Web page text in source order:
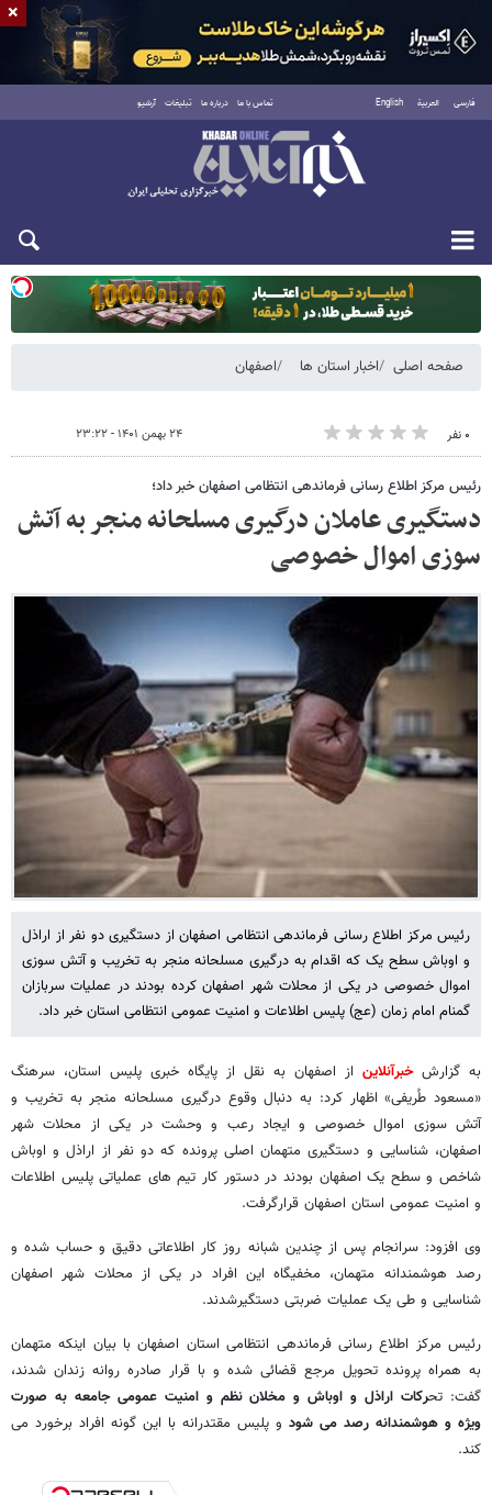
فارسی العربية English تماس با ما درباره ما تبلیغات آرشیو
یکشنبه ۱۸ مرداد ۱۴۰۵
صفحه اصلی اخبار استان ها اصفهان
۰ نفر ۲۴ بهمن ۱۴۰۱ - ۲۳:۲۲
رئیس مرکز اطلاع رسانی فرماندهی انتظامی اصفهان خبر داد؛
دستگیری عاملان درگیری مسلحانه منجر به آتش
سوزی اموال خصوصی
رئیس مرکز اطلاع رسانی فرماندهی انتظامی اصفهان از دستگیری دو نفر از اراذل
و اوباش سطح یک که اقدام به درگیری مسلحانه منجر به تخریب و آتش سوزی
اموال خصوصی در یکی از محلات شهر اصفهان کرده بودند در عملیات سربازان
گمنام امام زمان (عج) پلیس اطلاعات و امنیت عمومی انتظامی استان خبر داد.
به گزارشخبرآنلاین از اصفهان به نقل از پایگاه خبری پلیس استان، سرهنگ
«مسعود طُریفی» اظهار کرد: به دنبال وقوع درگیری مسلحانه منجر به تخریب و
آتش سوزی اموال خصوصی و ایجاد رعب و وحشت در یکی از محلات شهر
اصفهان، شناسایی و دستگیری متهمان اصلی پرونده که دو نفر از اراذل و اوباش
شاخص و سطح یک اصفهان بودند در دستور کار تیم های عملیاتی پلیس اطلاعات
و امنیت عمومی استان اصفهان قرارگرفت.
وی افزود: سرانجام پس از چندین شبانه روز کار اطلاعاتی دقیق و حساب شده و
رصد هوشمندانه متهمان، مخفیگاه این افراد در یکی از محلات شهر اصفهان
شناسایی و طی یک عملیات ضربتی دستگیرشدند.
رئیس مرکز اطلاع رسانی فرماندهی انتظامی استان اصفهان با بیان اینکه متهمان
به همراه پرونده تحویل مرجع قضائی شده و با قرار صادره روانه زندان شدند،
گفت: تحرکات اراذل و اوباش و مخلان نظم و امنیت عمومی جامعه به صورت
ویژه و هوشمندانه رصد می شود و پلیس مقتدرانه با این گونه افراد برخورد می
کند.
×